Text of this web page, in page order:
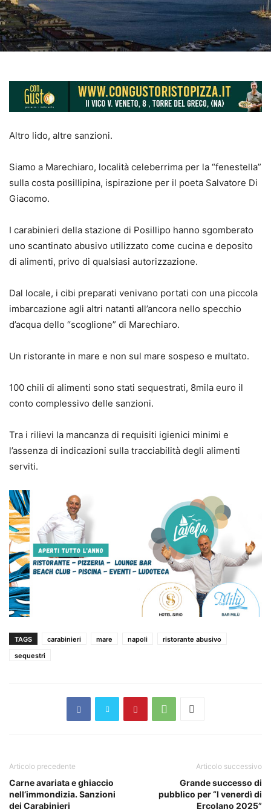
Altro lido, altre sanzioni.
Siamo a Marechiaro, località celeberrima per la “fenestella”
sulla costa posillipina, ispirazione per il poeta Salvatore Di
Giacomo.
I carabinieri della stazione di Posillipo hanno sgomberato
uno scantinato abusivo utilizzato come cucina e deposito
di alimenti, privo di qualsiasi autorizzazione.
Dal locale, i cibi preparati venivano portati con una piccola
imbarcazione agli altri natanti all’ancora nello specchio
d’acqua dello “scoglione” di Marechiaro.
Un ristorante in mare e non sul mare sospeso e multato.
100 chili di alimenti sono stati sequestrati, 8mila euro il
conto complessivo delle sanzioni.
Tra i rilievi la mancanza di requisiti igienici minimi e
l’assenza di indicazioni sulla tracciabilità degli alimenti
serviti.
TAGS carabinieri mare napoli
ristorante abusivo
sequestri
Articolo precedente
Carne avariata e ghiaccio
nell’immondizia. Sanzioni
dei Carabinieri
Articolo successivo
Grande successo di
pubblico per “I venerdì di
Ercolano 2025”